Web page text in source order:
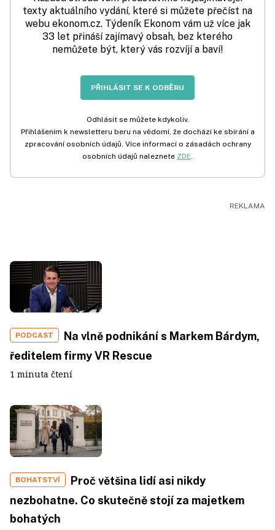
texty aktuálního vydání, které si můžete přečíst na
webu ekonom.cz. Týdeník Ekonom vám už více jak
33 let přináší zajímavý obsah, bez kterého
nemůžete být, který vás rozvíjí a baví!
PŘIHLÁSIT SE K ODBĚRU
Odhlásit se můžete kdykoliv.
Přihlášením k newsletteru beru na vědomí, že dochází ke sbírání a
zpracování osobních údajů. Více informací o zásadách ochrany
osobních údajů naleznete ZDE
PODCAST
Na vlně podnikání s Markem Bárdym,
ředitelem firmy VR Rescue
1 minuta čtení
BOHATSTVÍ
Proč většina lidí asi nikdy
nezbohatne. Co skutečně stojí za majetkem
bohatých